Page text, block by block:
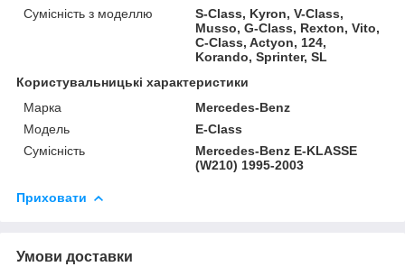
Сумісність з моделлю
S-Class, Kyron, V-Class,
Musso, G-Class, Rexton, Vito,
C-Class, Actyon, 124,
Korando, Sprinter, SL
Користувальницькі характеристики
Марка
Mercedes-Benz
Модель
E-Class
Сумісність
Mercedes-Benz E-KLASSE
(W210) 1995-2003
Приховати
Умови доставки